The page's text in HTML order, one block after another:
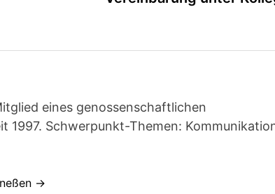
eines genossenschaftlichen
1997. Schwerpunkt-Themen:
→